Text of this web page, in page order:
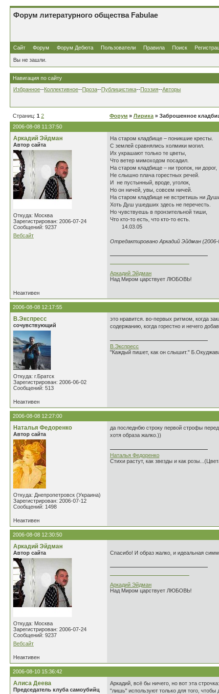
Форум литературного общества Fabulae
Сайт Форум Форум Дебюта Пользователи Правила Поиск
Вы не зашли.
Навигация по сайту
Избранное--Коллективное--Проза--Публицистика--Поэзия--Авторы
Страниц: 1 2 Форум » Лирика » Заброшенное
2006-08-08 11:37:50
Аркадий Эйдман
Автор сайта
Откуда: Москва
Зарегистрирован: 2006-07-24
Сообщений: 9237
Вебсайт
На старом кладбище – поникшие кресты.
С землей сравнялись холмики могил.
Их украшают только те цветы,
Что ветер мимоходом посадил.
На старом кладбище – ни тропок, ни дорог,
Не слышно плача горестных речей.
И не пустынный, вроде, уголок,
Но он ничей, увы, совсем ничей.
На старом кладбище не встретишь ни
Хоть Душ ушедших здесь не перечесть.
Но чувствуешь в пронзительной тиши,
Что кто-то есть, что кто-то есть.
14.03.05
Отредактировано Аркадий Эйдман (2006-
Аркадий Эйдман
Над Миром царствует ЛЮБОВЬ!
Неактивен
2006-08-08 12:17:55
В.Экспресс
сочувствующий
Откуда: г.Братск
Зарегистрирован: 2006-06-02
Сообщений: 513
это нравится. во-первых ритмом, когда
содержанию, когда горестно и нечего
В.Экспресс
"Каждый пишет, как он слышит."
Неактивен
2006-08-08 12:27:00
Наталья Федоренко
Автор сайта
Откуда: Днепропетровск (Украина)
Зарегистрирован: 2006-07-12
Сообщений: 1498
да последнбю строку первой строфы
хотя образа жалко.))
Наталья Федоренко
Стихи растут, как звезды и как
Неактивен
2006-08-08 12:30:50
Аркадий Эйдман
Автор сайта
Откуда: Москва
Зарегистрирован: 2006-07-24
Сообщений: 9237
Вебсайт
Спасибо! И образ жалко, и идеальная
Аркадий Эйдман
Над Миром царствует ЛЮБОВЬ!
Неактивен
2006-08-10 15:36:42
Алиса Деева
Председатель клуба самоубийц
Аркадий, всё бы ничего, но вот эта
"лишь" используют только для того, чтобы